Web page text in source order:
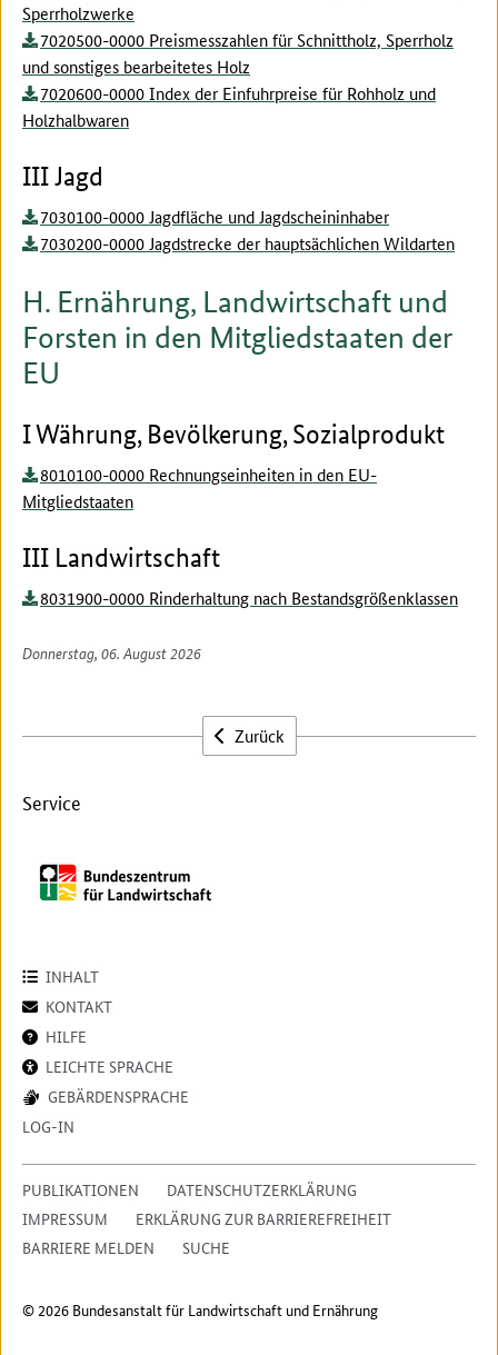
Sperrholzwerke
7020500-0000 Preismesszahlen für Schnittholz, Sperrholz
und sonstiges bearbeitetes Holz
7020600-0000 Index der Einfuhrpreise für Rohholz und
Holzhalbwaren
III Jagd
7030100-0000 Jagdfläche und Jagdscheininhaber
7030200-0000 Jagdstrecke der hauptsächlichen Wildarten
H. Ernährung, Landwirtschaft und
Forsten in den Mitgliedstaaten der
EU
I Währung, Bevölkerung, Sozialprodukt
8010100-0000 Rechnungseinheiten in den EU-
Mitgliedstaaten
III Landwirtschaft
8031900-0000 Rinderhaltung nach Bestandsgrößenklassen
Donnerstag, 06. August 2026
Zurück
Service
INHALT
KONTAKT
HILFE
LEICHTE SPRACHE
GEBÄRDENSPRACHE
LOG-IN
PUBLIKATIONEN
DATENSCHUTZERKLÄRUNG
IMPRESSUM
ERKLÄRUNG ZUR BARRIEREFREIHEIT
BARRIERE MELDEN
SUCHE
© 2026 Bundesanstalt für Landwirtschaft und Ernährung